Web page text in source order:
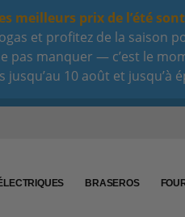
meilleurs prix de l’été
et profitez de la saison
pas manquer — c’est le
jusqu’au 10 août et jusqu’à
BRASEROS